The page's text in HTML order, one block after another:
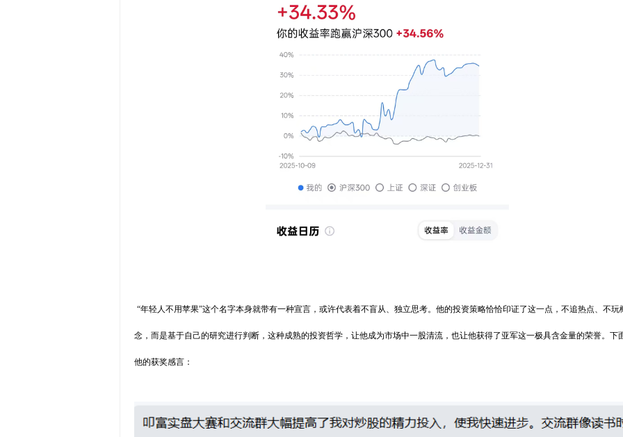
“年轻人不用苹果”这个名字本身就带有一种宣言，或许代表着不盲从、独立思考。他的投资策略恰恰印证了这一点，不追热点、不玩
念，而是基于自己的研究进行判断，这种成熟的投资哲学，让他成为市场中一股清流，也让他获得了亚军这一极具含金量的荣誉。下
他的获奖感言：